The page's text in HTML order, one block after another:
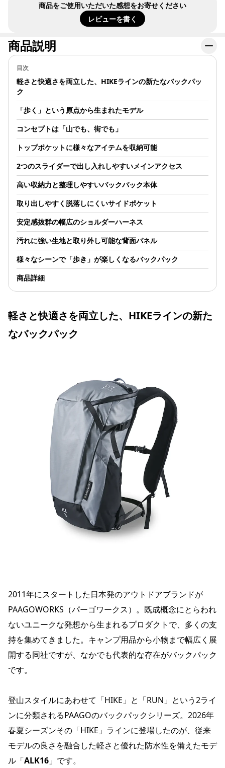
商品をご使用いただいた感想をお寄せください
レビューを書く
商品説明
目次
軽さと快適さを両立した、HIKEラインの新たなバックパッ
ク
「歩く」という原点から生まれたモデル
コンセプトは「山でも、街でも」
トップポケットに様々なアイテムを収納可能
2つのスライダーで出し入れしやすいメインアクセス
高い収納力と整理しやすいバックパック本体
取り出しやすく脱落しにくいサイドポケット
安定感抜群の幅広のショルダーハーネス
汚れに強い生地と取り外し可能な背面パネル
様々なシーンで「歩き」が楽しくなるバックパック
商品詳細
軽さと快適さを両立した、HIKEラインの新た
なバックパック
2011年にスタートした日本発のアウトドアブランドが
PAAGOWORKS（パーゴワークス）。既成概念にとらわれ
ないユニークな発想から生まれるプロダクトで、多くの支
持を集めてきました。キャンプ用品から小物まで幅広く展
開する同社ですが、なかでも代表的な存在がバックパック
です。
登山スタイルにあわせて「HIKE」と「RUN」という2ライ
ンに分類されるPAAGOのバックパックシリーズ。2026年
春夏シーズンその「HIKE」ラインに登場したのが、従来
モデルの良さを融合した軽さと優れた防水性を備えたモデ
ル「ALK16 」です。